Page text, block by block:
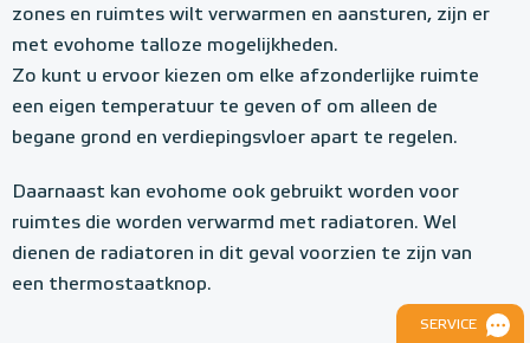
zones en ruimtes wilt verwarmen en aansturen, zijn er
met evohome talloze mogelijkheden.
Zo kunt u ervoor kiezen om elke afzonderlijke ruimte
een eigen temperatuur te geven of om alleen de
begane grond en verdiepingsvloer apart te regelen.
Daarnaast kan evohome ook gebruikt worden voor
ruimtes die worden verwarmd met radiatoren. Wel
dienen de radiatoren in dit geval voorzien te zijn van
een thermostaatknop.
SERVICE